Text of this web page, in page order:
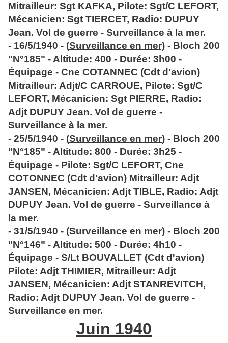
Mitrailleur: Sgt KAFKA, Pilote: Sgt/C LEFORT,
Mécanicien: Sgt TIERCET, Radio: DUPUY
Jean. Vol de guerre - Surveillance à la mer.
- 16/5/1940 - (Surveillance en mer) - Bloch 200
"N°185" - Altitude: 400 - Durée: 3h00 -
Équipage - Cne COTANNEC (Cdt d'avion)
Mitrailleur: Adjt/C CARROUE, Pilote: Sgt/C
LEFORT, Mécanicien: Sgt PIERRE, Radio:
Adjt DUPUY Jean. Vol de guerre -
Surveillance à la mer.
- 25/5/1940 - (Surveillance en mer) - Bloch 200
"N°185" - Altitude: 800 - Durée: 3h25 -
Équipage - Pilote: Sgt/C LEFORT, Cne
COTONNEC (Cdt d'avion) Mitrailleur: Adjt
JANSEN, Mécanicien: Adjt TIBLE, Radio: Adjt
DUPUY Jean. Vol de guerre - Surveillance à
la mer.
- 31/5/1940 - (Surveillance en mer) - Bloch 200
"N°146" - Altitude: 500 - Durée: 4h10 -
Équipage - S/Lt BOUVALLET (Cdt d'avion)
Pilote: Adjt THIMIER, Mitrailleur: Adjt
JANSEN, Mécanicien: Adjt STANREVITCH,
Radio: Adjt DUPUY Jean. Vol de guerre -
Surveillance en mer.
Juin 1940